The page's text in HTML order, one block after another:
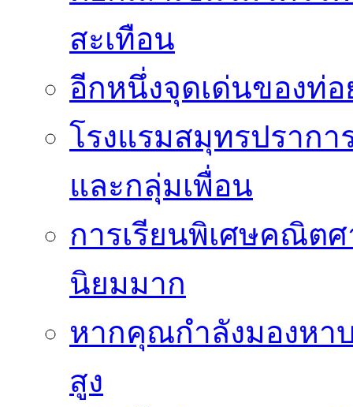
สะเทือน
อีกหนึ่งจุดเด่นของท่
โรงแรมสมุทรปราก
และกลุ่มเพื่อน
การเรียนพิเศษคณิต
นิยมมาก
หากคุณกำลังมองหา
สูง